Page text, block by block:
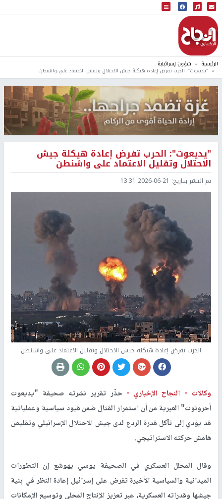
البث المباشر
إذاعة النجاح
الرئيسية شؤون إسرائيلية
"يديعوت": الحرب تفرض إعادة هيكلة جيش الاحتلال وتقليل الاعتماد على واشنطن
"يديعوت": الحرب تفرض إعادة هيكلة جيش
الاحتلال وتقليل الاعتماد على واشنطن
تم النشر بتاريخ: 2026-06-21 13:31
الحرب تفرض إعادة هيكلة جيش الاحتلال وتقليل الاعتماد على واشنطن
وكالات - النجاح الإخباري -حذّر تقرير نشرته صحيفة "يديعوت
أحرونوت" العبرية من أن استمرار القتال ضمن قيود سياسية وعملياتية
قد يؤدي إلى تآكل قدرة الردع لدى جيش الاحتلال الإسرائيلي وتقليص
هامش حركته الاستراتيجي.
وقال المحلل العسكري في الصحيفة يوسي يهوشع إن التطورات
الميدانية والسياسية الأخيرة تفرض على إسرائيل إعادة النظر في بنية
جيشها وقدراته العسكرية، عبر تعزيز الإنتاج المحلي وتوسيع الإمكانات